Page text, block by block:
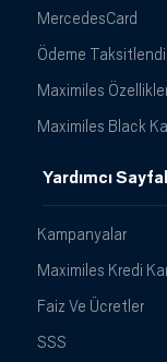
MercedesCard
Ödeme
Maximiles
Maximiles Black
Yardımcı
Kampanyalar
Maximiles Kredi
Faiz Ve Ücretler
SSS